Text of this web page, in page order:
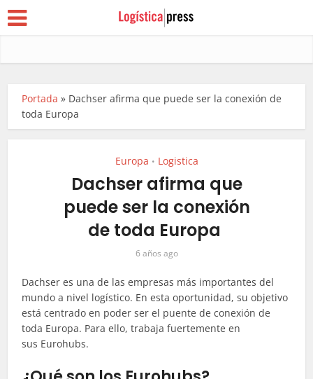
Portada » Dachser afirma que puede ser la conexión de
toda Europa
Europa • Logistica
Dachser afirma que
puede ser la conexión
de toda Europa
6 años ago
Dachser es una de las empresas más importantes del
mundo a nivel logístico. En esta oportunidad, su objetivo
está centrado en poder ser el puente de conexión de
toda Europa. Para ello, trabaja fuertemente en
sus Eurohubs.